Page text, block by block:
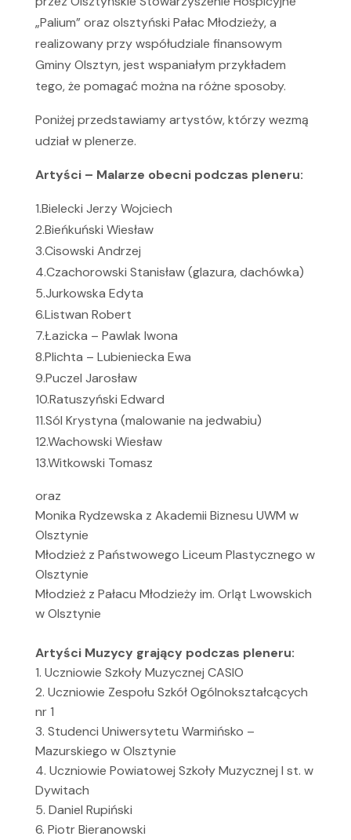
„Palium” oraz olsztyński Pałac Młodzieży, a
realizowany przy współudziale finansowym
Gminy Olsztyn, jest wspaniałym przykładem
tego, że pomagać można na różne sposoby.
Poniżej przedstawiamy artystów, którzy wezmą
udział w plenerze.
Artyści – Malarze obecni podczas pleneru:
1.Bielecki Jerzy Wojciech
2.Bieńkuński Wiesław
3.Cisowski Andrzej
4.Czachorowski Stanisław (glazura, dachówka)
5.Jurkowska Edyta
6.Listwan Robert
7.Łazicka – Pawlak Iwona
8.Plichta – Lubieniecka Ewa
9.Puczel Jarosław
10.Ratuszyński Edward
11.Sól Krystyna (malowanie na jedwabiu)
12.Wachowski Wiesław
13.Witkowski Tomasz
oraz
Monika Rydzewska z Akademii Biznesu UWM w
Olsztynie
Młodzież z Państwowego Liceum Plastycznego w
Olsztynie
Młodzież z Pałacu Młodzieży im. Orląt Lwowskich
w Olsztynie
Artyści Muzycy grający podczas pleneru:
1. Uczniowie Szkoły Muzycznej CASIO
2. Uczniowie Zespołu Szkół Ogólnokształcących
nr 1
3. Studenci Uniwersytetu Warmińsko –
Mazurskiego w Olsztynie
4. Uczniowie Powiatowej Szkoły Muzycznej I st. w
Dywitach
5. Daniel Rupiński
6. Piotr Bieranowski